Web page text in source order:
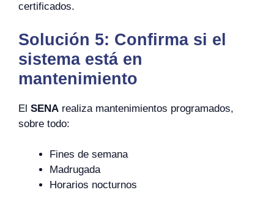
certificados.
Solución 5: Confirma si el
sistema está en
mantenimiento
El SENA realiza mantenimientos programados,
sobre todo:
Fines de semana
Madrugada
Horarios nocturnos